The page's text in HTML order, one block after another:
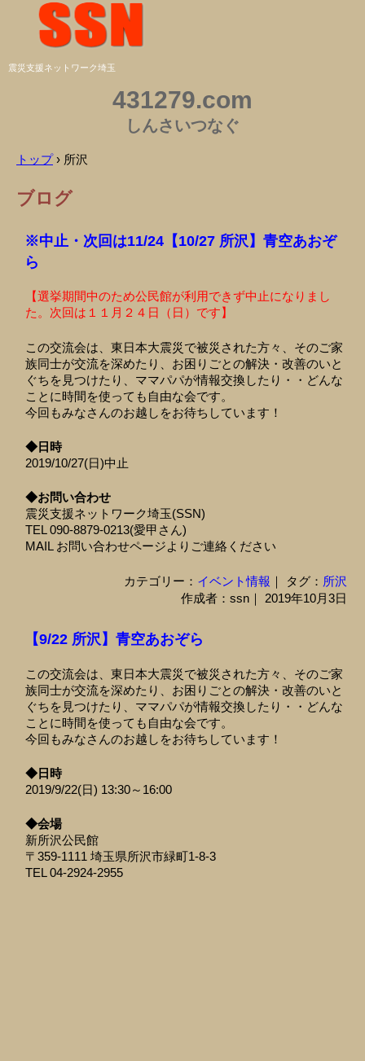
震災支援ネットワーク埼玉
431279.com
しんさいつなぐ
トップ› 所沢
ブログ
※中止・次回は11/24【10/27 所沢】青空あおぞ
ら
【選挙期間中のため公民館が利用できず中止になりまし
た。次回は１１月２４日（日）です】
この交流会は、東日本大震災で被災された方々、そのご家
族同士が交流を深めたり、お困りごとの解決・改善のいと
ぐちを見つけたり、ママパパが情報交換したり・・どんな
ことに時間を使っても自由な会です。
今回もみなさんのお越しをお待ちしています！
◆日時
2019/10/27(日)中止
◆お問い合わせ
震災支援ネットワーク埼玉(SSN)
TEL 090-8879-0213(愛甲さん)
MAIL お問い合わせページよりご連絡ください
カテゴリー： イベント情報 ｜ タグ： 所沢
作成者：ssn｜ 2019年10月3日
【9/22 所沢】青空あおぞら
この交流会は、東日本大震災で被災された方々、そのご家
族同士が交流を深めたり、お困りごとの解決・改善のいと
ぐちを見つけたり、ママパパが情報交換したり・・どんな
ことに時間を使っても自由な会です。
今回もみなさんのお越しをお待ちしています！
◆日時
2019/9/22(日) 13:30～16:00
◆会場
新所沢公民館
〒359-1111 埼玉県所沢市緑町1-8-3
TEL 04-2924-2955